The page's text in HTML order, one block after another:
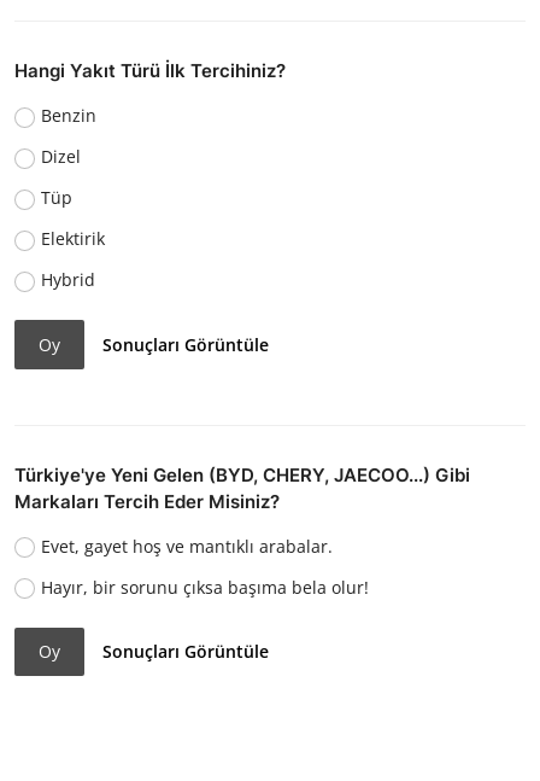
Hangi Yakıt Türü İlk Tercihiniz?
Benzin
Dizel
Tüp
Elektirik
Hybrid
Oy Sonuçları Görüntüle
Türkiye'ye Yeni Gelen (BYD, CHERY, JAECOO...) Gibi
Markaları Tercih Eder Misiniz?
Evet, gayet hoş ve mantıklı arabalar.
Hayır, bir sorunu çıksa başıma bela olur!
Oy Sonuçları Görüntüle